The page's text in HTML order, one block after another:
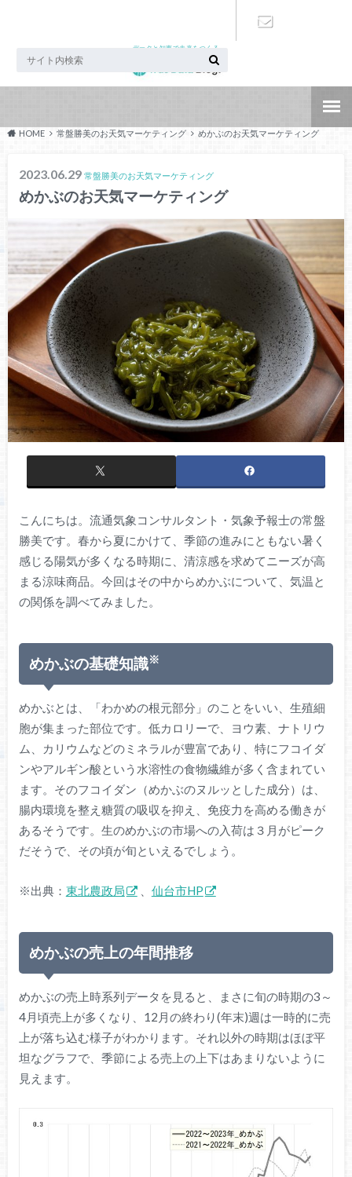
データと知恵で未来をつくる
HOME 常盤勝美のお天気マーケティング めかぶのお天気マーケティング
2023.06.29 常盤勝美のお天気マーケティング
めかぶのお天気マーケティング
こんにちは。流通気象コンサルタント・気象予報士の常盤
勝美です。春から夏にかけて、季節の進みにともない暑く
感じる陽気が多くなる時期に、清涼感を求めてニーズが高
まる涼味商品。今回はその中からめかぶについて、気温と
の関係を調べてみました。
めかぶの基礎知識※
めかぶとは、「わかめの根元部分」のことをいい、生殖細
胞が集まった部位です。低カロリーで、ヨウ素、ナトリウ
ム、カリウムなどのミネラルが豊富であり、特にフコイダ
ンやアルギン酸という水溶性の食物繊維が多く含まれてい
ます。そのフコイダン（めかぶのヌルッとした成分）は、
腸内環境を整え糖質の吸収を抑え、免疫力を高める働きが
あるそうです。生のめかぶの市場への入荷は３月がピーク
だそうで、その頃が旬といえるでしょう。
※出典： 東北農政局 仙台市HP
めかぶの売上の年間推移
めかぶの売上時系列データを見ると、まさに旬の時期の3～
4月頃売上が多くなり、12月の終わり(年末)週は一時的に売
上が落ち込む様子がわかります。それ以外の時期はほぼ平
坦なグラフで、季節による売上の上下はあまりないように
見えます。